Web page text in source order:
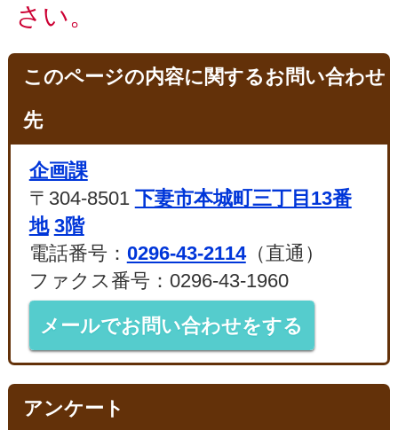
さい。
このページの内容に関するお問い合わせ
先
企画課
〒304-8501 下妻市本城町三丁目13番
地 3階
電話番号： 0296-43-2114（直通）
ファクス番号：0296-43-1960
メールでお問い合わせをする
アンケート